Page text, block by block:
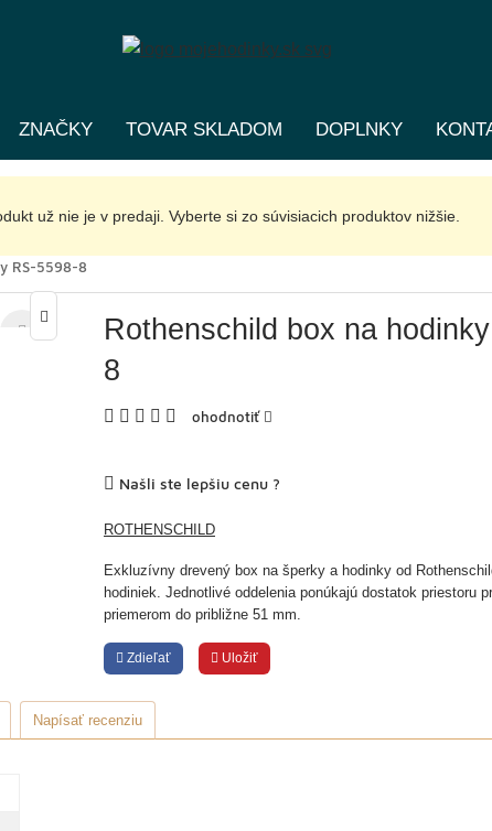
ZNAČKY TOVAR SKLADOM DOPLNKY
už nie je v predaji. Vyberte si zo súvisiacich produktov nižšie.
RS-5598-8
Rothenschild box na
8
ohodnotiť
Našli ste lepšiu cenu ?
ROTHENSCHILD
Exkluzívny drevený box na šperky a hodinky od
hodiniek. Jednotlivé oddelenia ponúkajú dostatok priestoru
priemerom do približne 51 mm.
Zdieľať Uložiť
Napísať recenziu